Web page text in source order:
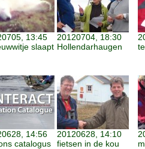
13:45
slaapt
20120704, 18:30
Hollendarhaugen
14:56
catalogus
20120628, 14:10
fietsen in de kou